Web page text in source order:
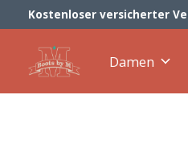
Kostenloser versicherter
Damen